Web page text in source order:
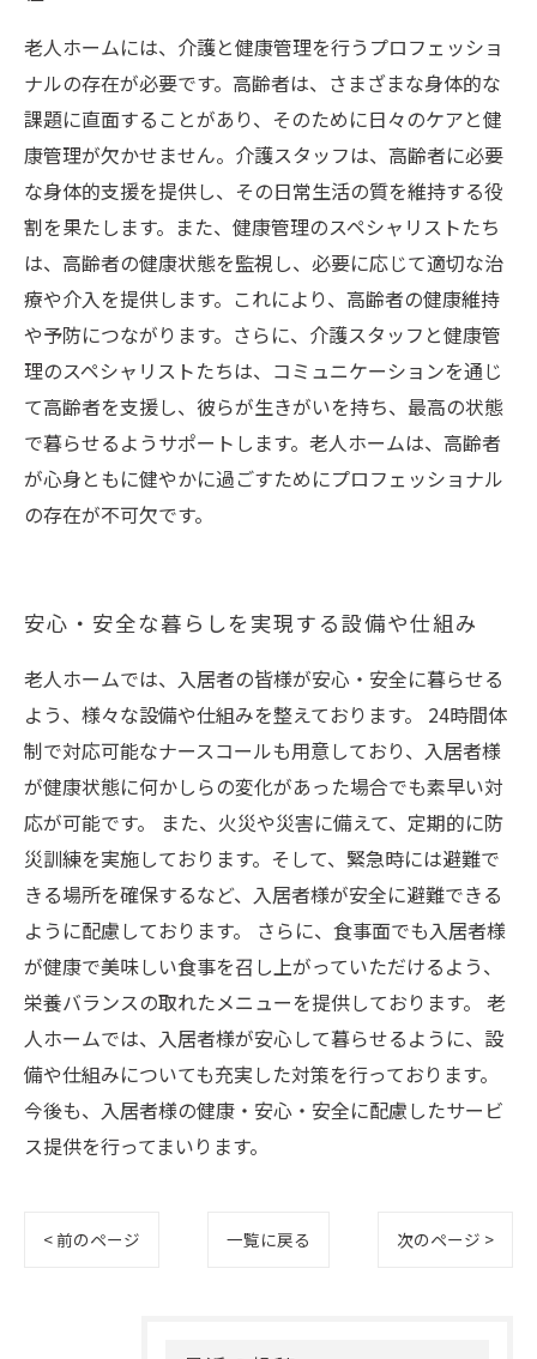
老人ホームには、介護と健康管理を行うプロフェッショ
ナルの存在が必要です。高齢者は、さまざまな身体的な
課題に直面することがあり、そのために日々のケアと健
康管理が欠かせません。介護スタッフは、高齢者に必要
な身体的支援を提供し、その日常生活の質を維持する役
割を果たします。また、健康管理のスペシャリストたち
は、高齢者の健康状態を監視し、必要に応じて適切な治
療や介入を提供します。これにより、高齢者の健康維持
や予防につながります。さらに、介護スタッフと健康管
理のスペシャリストたちは、コミュニケーションを通じ
て高齢者を支援し、彼らが生きがいを持ち、最高の状態
で暮らせるようサポートします。老人ホームは、高齢者
が心身ともに健やかに過ごすためにプロフェッショナル
の存在が不可欠です。
安心・安全な暮らしを実現する設備や仕組み
老人ホームでは、入居者の皆様が安心・安全に暮らせる
よう、様々な設備や仕組みを整えております。 24時間体
制で対応可能なナースコールも用意しており、入居者様
が健康状態に何かしらの変化があった場合でも素早い対
応が可能です。 また、火災や災害に備えて、定期的に防
災訓練を実施しております。そして、緊急時には避難で
きる場所を確保するなど、入居者様が安全に避難できる
ように配慮しております。 さらに、食事面でも入居者様
が健康で美味しい食事を召し上がっていただけるよう、
栄養バランスの取れたメニューを提供しております。 老
人ホームでは、入居者様が安心して暮らせるように、設
備や仕組みについても充実した対策を行っております。
今後も、入居者様の健康・安心・安全に配慮したサービ
ス提供を行ってまいります。
< 前のページ 一覧に戻る 次のページ >